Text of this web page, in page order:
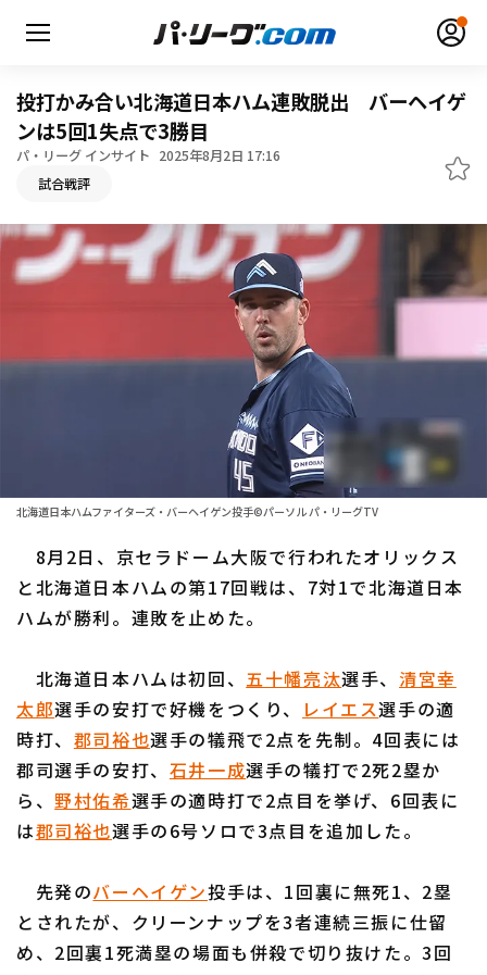
HOME
動画
ファーム東地区
ファーム西地区
交流戦
選手名鑑トップ
北海道日本ハムファイターズ
東北楽天ゴールデンイーグルス
千葉ロッテマリーンズ
オリックス・バファローズ
福岡ソフトバンクホークス
ニュース
設定
投打かみ合い北海道日本ハム連敗脱出 バーヘイゲ
ンは5回1失点で3勝目
パ・リーグ インサイト 2025年8月2日 17:16
試合戦評
北海道日本ハムファイターズ・バーヘイゲン投手©パーソル パ・リーグTV
8月2日、京セラドーム大阪で行われたオリックス
と北海道日本ハムの第17回戦は、7対1で北海道日本
ハムが勝利。連敗を止めた。
北海道日本ハムは初回、五十幡亮汰選手、 清宮幸
太郎選手の安打で好機をつくり、 レイエス選手の適
時打、 郡司裕也選手の犠飛で2点を先制。4回表には
郡司選手の安打、 石井一成選手の犠打で2死2塁か
ら、野村佑希選手の適時打で2点目を挙げ、6回表に
は郡司裕也選手の6号ソロで3点目を追加した。
先発のバーヘイゲン投手は、1回裏に無死1、2塁
とされたが、クリーンナップを3者連続三振に仕留
め、2回裏1死満塁の場面も併殺で切り抜けた。3回